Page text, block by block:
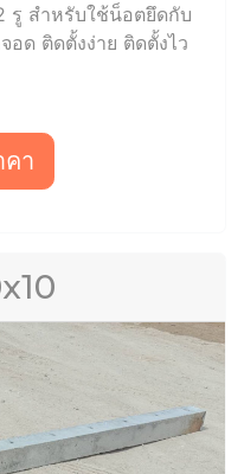
รู สำหรับใช้น็อตยึดกับ
ด ติดตั้งง่าย ติดตั้งไว
คา